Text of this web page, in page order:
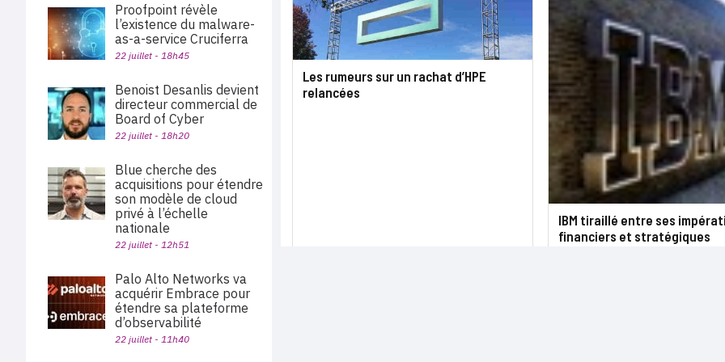
Les rumeurs sur un rachat d’HPE
relancées
IBM tiraillé entre ses
financiers et stratégiques
Proofpoint révèle
l’existence du malware-
as-a-service Cruciferra
22 juillet - 18h45
Benoist Desanlis devient
directeur commercial de
Board of Cyber
22 juillet - 18h20
Blue cherche des
acquisitions pour étendre
son modèle de cloud
privé à l’échelle
nationale
22 juillet - 12h51
Palo Alto Networks va
acquérir Embrace pour
étendre sa plateforme
d’observabilité
22 juillet - 11h40